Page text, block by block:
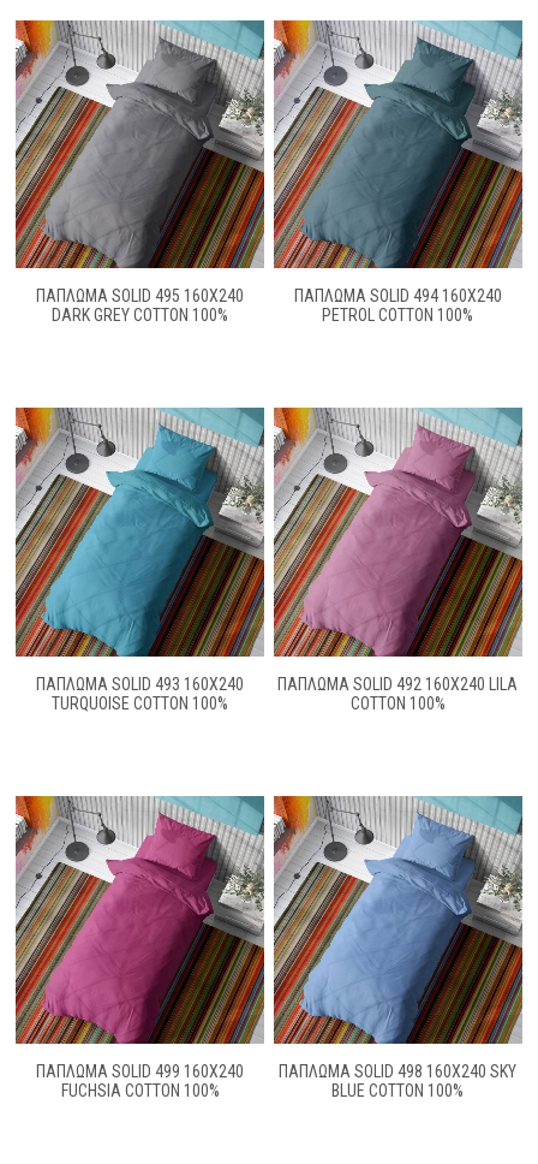
ΠΑΠΛΩΜΑ SOLID 495 160X240
DARK GREY COTTON 100%
ΠΑΠΛΩΜΑ SOLID 494 160X240
PETROL COTTON 100%
ΠΑΠΛΩΜΑ SOLID 493 160X240
TURQUOISE COTTON 100%
ΠΑΠΛΩΜΑ SOLID 492 160X240 LILA
COTTON 100%
ΠΑΠΛΩΜΑ SOLID 499 160X240
FUCHSIA COTTON 100%
ΠΑΠΛΩΜΑ SOLID 498 160X240 SKY
BLUE COTTON 100%